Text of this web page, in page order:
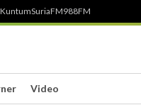
KuntumSuriaFM988FM
Video